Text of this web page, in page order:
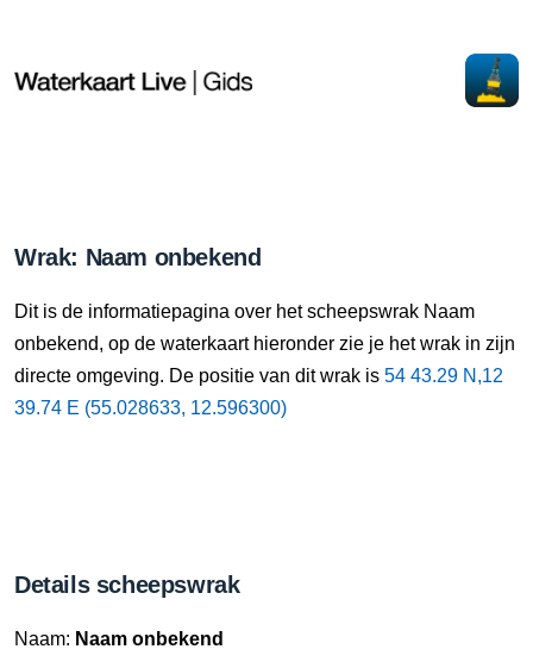
Wrak: Naam onbekend
Dit is de informatiepagina over het scheepswrak Naam
onbekend, op de waterkaart hieronder zie je het wrak in zijn
directe omgeving. De positie van dit wrak is 54 43.29 N,12
39.74 E (55.028633, 12.596300)
Details scheepswrak
Naam: Naam onbekend